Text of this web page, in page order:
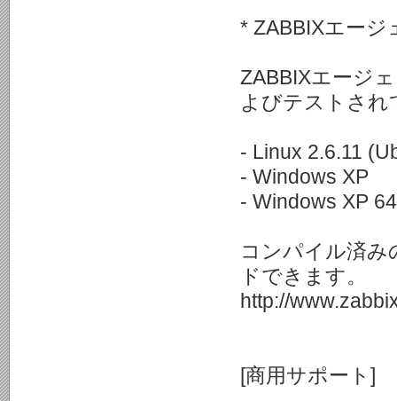
* ZABBIXエージ
ZABBIXエージ
よびテストされ
- Linux 2.6.11
- Windows XP
- Windows XP
コンパイル済
ドできます。
http://
[商用サポート]